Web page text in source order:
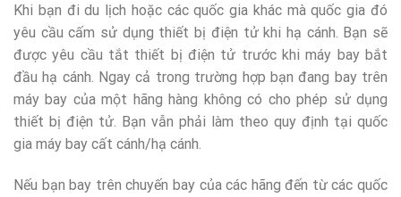
Khi bạn đi du lịch hoặc các quốc gia khác mà quốc gia đó
yêu cầu cấm sử dụng thiết bị điện tử khi hạ cánh. Bạn sẽ
được yêu cầu tắt thiết bị điện tử trước khi máy bay bắt
đầu hạ cánh. Ngay cả trong trường hợp bạn đang bay trên
máy bay của một hãng hàng không có cho phép sử dụng
thiết bị điện tử. Bạn vẫn phải làm theo quy định tại quốc
gia máy bay cất cánh/hạ cánh.
Nếu bạn bay trên chuyến bay của các hãng đến từ các quốc